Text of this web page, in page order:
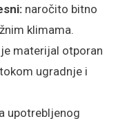
naročito bitno
klimama.
materijal otporan
ugradnje i
upotrebljenog